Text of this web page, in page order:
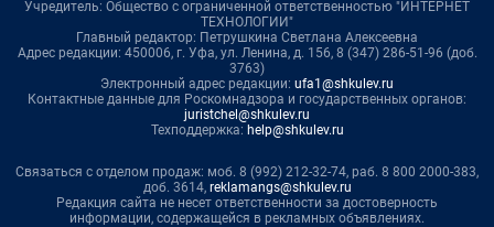
Учредитель: Общество с ограниченной ответственностью "ИНТЕРНЕТ
ТЕХНОЛОГИИ"
Главный редактор: Петрушкина Светлана Алексеевна
Адрес редакции: 450006, г. Уфа, ул. Ленина, д. 156, 8 (347) 286-51-96 (доб.
3763)
Электронный адрес редакции: ufa1@shkulev.ru
Контактные данные для Роскомнадзора и государственных органов:
juristchel@shkulev.ru
Техподдержка: help@shkulev.ru
Связаться с отделом продаж: моб. 8 (992) 212-32-74, раб. 8 800 2000-383,
доб. 3614, reklamangs@shkulev.ru
Редакция сайта не несет ответственности за достоверность
информации, содержащейся в рекламных объявлениях.